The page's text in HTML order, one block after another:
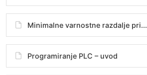
Minimalne varnostne razdalje pri...
Programiranje PLC – uvod